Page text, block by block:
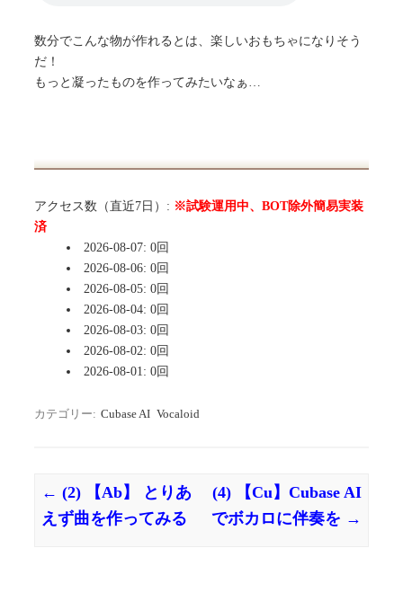
数分でこんな物が作れるとは、楽しいおもちゃになりそう
だ！
もっと凝ったものを作ってみたいなぁ…
アクセス数（直近7日）: ※試験運用中、BOT除外簡易実装
済
2026-08-07: 0回
2026-08-06: 0回
2026-08-05: 0回
2026-08-04: 0回
2026-08-03: 0回
2026-08-02: 0回
2026-08-01: 0回
カテゴリー: Cubase AI Vocaloid
投稿ナビゲーション
← (2) 【Ab】 とりあ
えず曲を作ってみる
(4) 【Cu】Cubase AI
でボカロに伴奏を →